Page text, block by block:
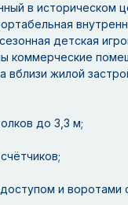
в историческом
детская
коммерческие
жилой
до 3,3 м;
и воротами